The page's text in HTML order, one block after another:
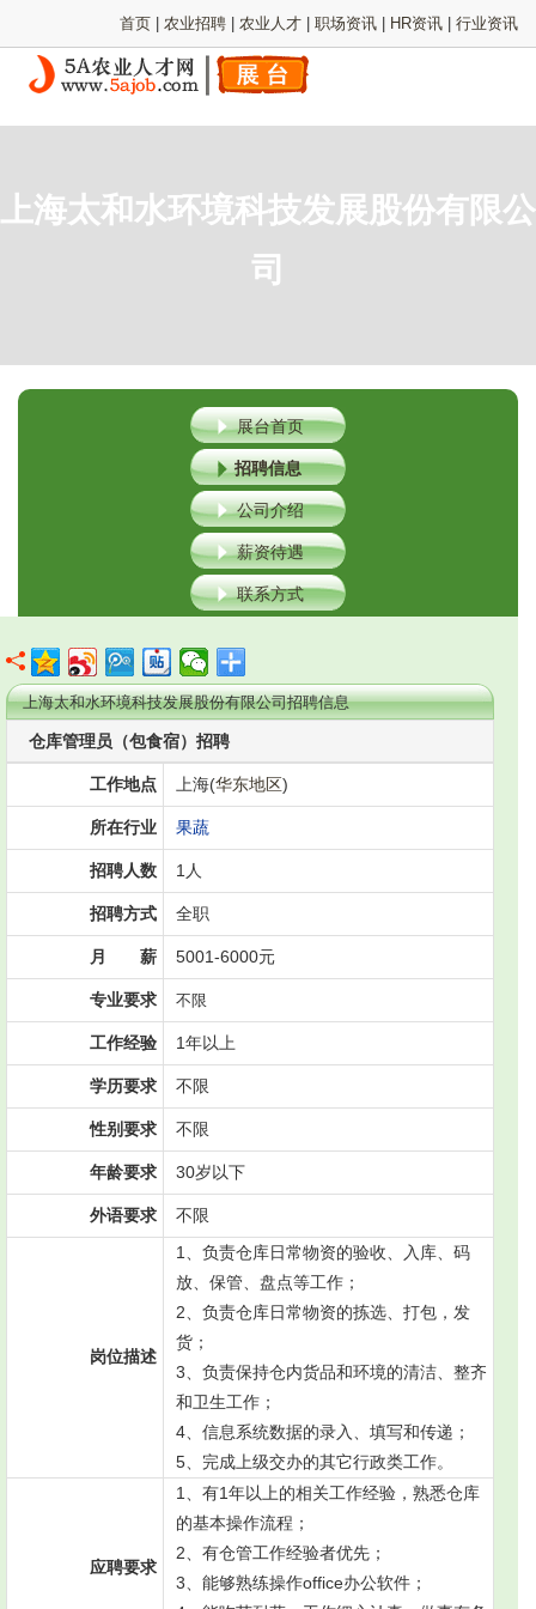
首页 农业招聘 农业人才 职场资讯 HR资讯 行业资讯
上海太和水环境科技发展股份有限公
司
展台首页
招聘信息
公司介绍
薪资待遇
联系方式
上海太和水环境科技发展股份有限公司招聘信息
仓库管理员（包食宿）招聘
工作地点 上海(华东地区)
所在行业 果蔬
招聘人数 1人
招聘方式 全职
月 薪 5001-6000元
专业要求 不限
工作经验 1年以上
学历要求 不限
性别要求 不限
年龄要求 30岁以下
外语要求 不限
岗位描述
1、负责仓库日常物资的验收、入库、码
放、保管、盘点等工作；
2、负责仓库日常物资的拣选、打包，发
货；
3、负责保持仓内货品和环境的清洁、整齐
和卫生工作；
4、信息系统数据的录入、填写和传递；
5、完成上级交办的其它行政类工作。
应聘要求
1、有1年以上的相关工作经验，熟悉仓库
的基本操作流程；
2、有仓管工作经验者优先；
3、能够熟练操作office办公软件；